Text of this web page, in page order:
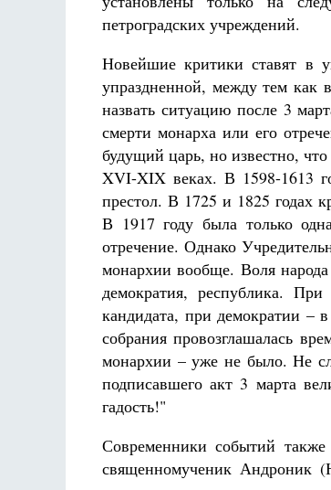
петроградских учреждений.
Новейшие критики ставят в
упраздненной, между тем как
назвать ситуацию после 3
смерти монарха или его
будущий царь, но известно,
XVI-XIX веках. В 1598-1613
престол. В 1725 и 1825 годах
В 1917 году была только
отречение. Однако
монархии вообще. Воля народа
демократия, республика.
кандидата, при демократии –
собрания провозглашалась
монархии – уже не было. Не
подписавшего акт 3 марта
гадость!"
Современники событий
священномученик Андроник